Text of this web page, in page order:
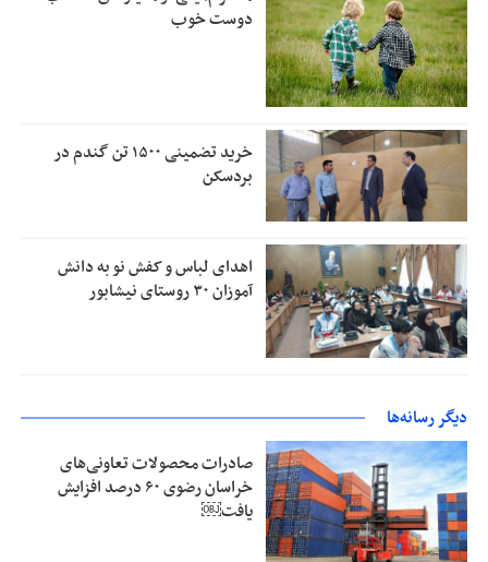
دوست خوب
خرید تضمینی ۱۵۰۰ تن گندم در
بردسکن
اهدای لباس و کفش نو به دانش
آموزان ۳۰ روستای نیشابور
دیگر رسانه‌ها
صادرات محصولات تعاونی‌های
خراسان رضوی ۶۰ درصد افزایش
یافت￼